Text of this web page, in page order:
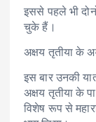
इससे पहले भी
चुके हैं।
अक्षय तृतीया के
इस बार उनकी
अक्षय तृतीया के
विशेष रूप से